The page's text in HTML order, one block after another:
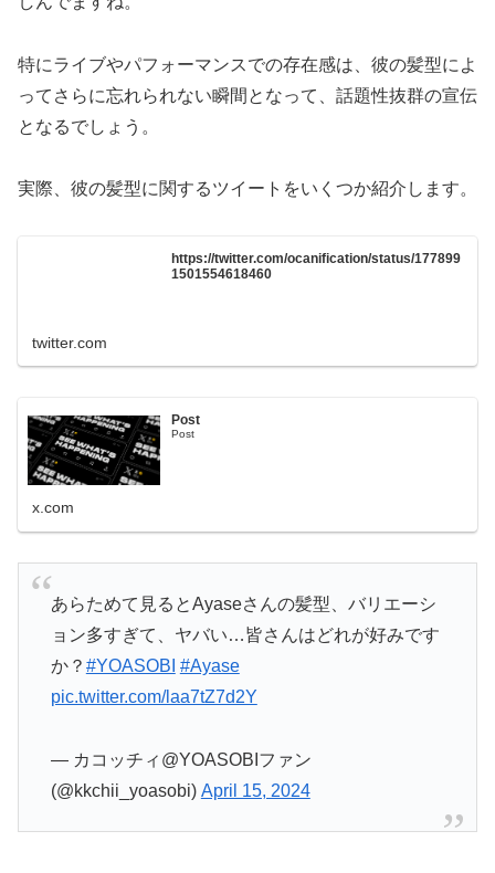
特にライブやパフォーマンスでの存在感は、彼の髪型によ
ってさらに忘れられない瞬間となって、話題性抜群の宣伝
となるでしょう。
実際、彼の髪型に関するツイートをいくつか紹介します。
https://twitter.com/ocanification/status/177899
1501554618460
twitter.com
Post
Post
x.com
あらためて見るとAyaseさんの髪型、バリエーシ
ョン多すぎて、ヤバい…皆さんはどれが好みです
か？ #YOASOBI #Ayase
pic.twitter.com/laa7tZ7d2Y
— カコッチィ@YOASOBIファン
(@kkchii_yoasobi) April 15, 2024